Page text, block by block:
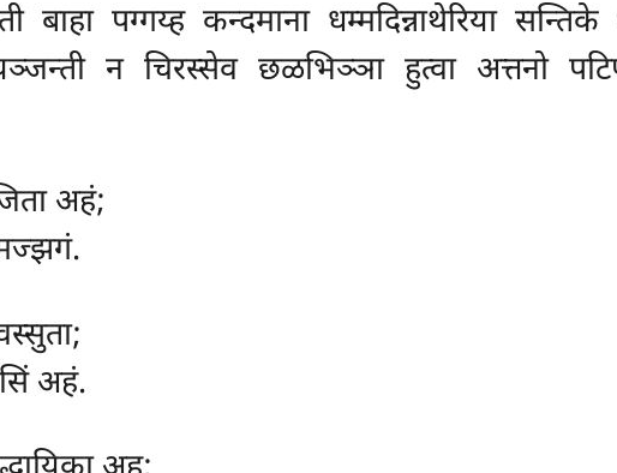
बाहा पग्गय्ह कन्दमाना धम्मदिन्नाथेरिया
न चिरस्सेव छळभिञ्ञा हुत्वा अत्तनो
अहं;
अहं.